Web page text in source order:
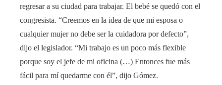
regresar a su ciudad para trabajar. El bebé se quedó con el
congresista. “Creemos en la idea de que mi esposa o
cualquier mujer no debe ser la cuidadora por defecto”,
dijo el legislador. “Mi trabajo es un poco más flexible
porque soy el jefe de mi oficina (…) Entonces fue más
fácil para mí quedarme con él”, dijo Gómez.